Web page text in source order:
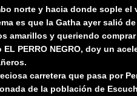
norte y hacia donde sople el
es que la Gatha ayer salió
amarillos y queriendo
PERRO NEGRO, doy un
carretera que pasa por
de la población de